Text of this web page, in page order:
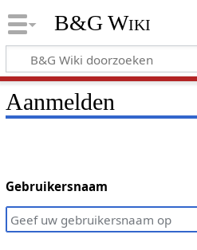
B&G Wiki
Aanmelden
Gebruikersnaam